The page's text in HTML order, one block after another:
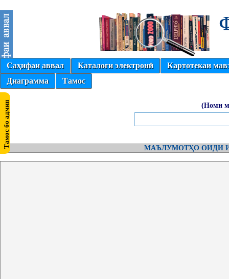
Саҳифаи аввал Каталоги электронӣ
Картотекаи
Диаграмма
Тамос
(Номи
МАЪЛУМОТҲО ОИДИ